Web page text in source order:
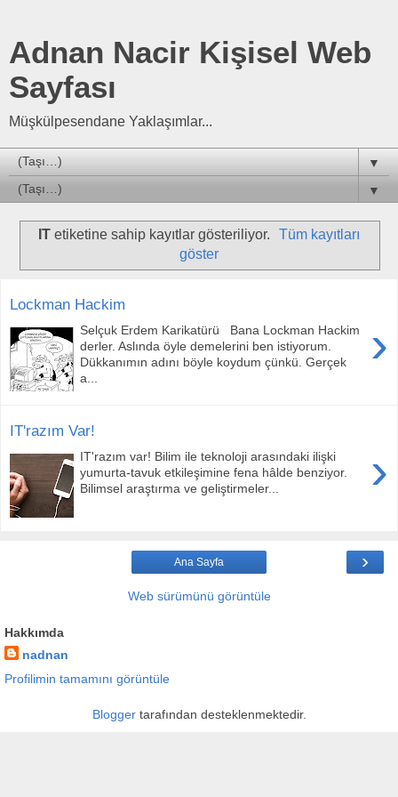
Adnan Nacir Kişisel Web
Sayfası
Müşkülpesendane Yaklaşımlar...
▼
▼
ITetiketine sahip kayıtlar gösteriliyor.
Tüm kayıtları
göster
Lockman Hackim
›
Selçuk Erdem Karikatürü Bana Lockman Hackim
derler. Aslında öyle demelerini ben istiyorum.
Dükkanımın adını böyle koydum çünkü. Gerçek
a...
IT'razım Var!
›
IT'razım var! Bilim ile teknoloji arasındaki ilişki
yumurta-tavuk etkileşimine fena hâlde benziyor.
Bilimsel araştırma ve geliştirmeler...
›
Ana Sayfa
Web sürümünü görüntüle
Hakkımda
nadnan
Profilimin tamamını görüntüle
Bloggertarafından desteklenmektedir.